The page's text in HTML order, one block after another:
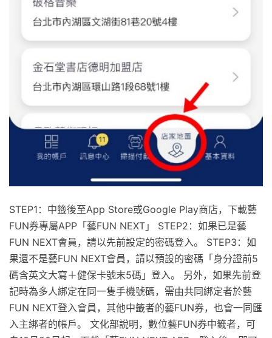
STEP1：中籤後至App Store或Google Play商店，下載藝
FUN券專屬APP「藝FUN NEXT」 STEP2：如果已是藝
FUN NEXT會員，請以先前設定的密碼登入。 STEP3：如
果還不是藝FUN NEXT會員，請以預設的密碼「身分證前5
碼含英文大寫＋健保卡號末5碼」登入。 另外，如果先前登
記時為多人綁定在同一隻手機號碼，需由共同綁定者於藝
FUN NEXT登入會員，其他中籤者的藝FUN券，也會一同匯
入主綁者的帳戶。 文化部說明，數位藝FUN券中籤者，可